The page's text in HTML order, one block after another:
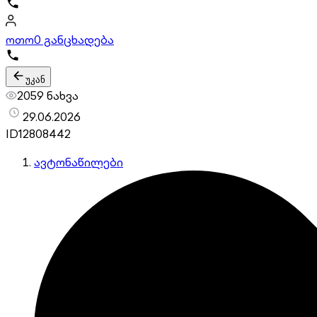
ოთო0 განცხადება
უკან
2059 ნახვა
29.06.2026
ID12808442
ავტონაწილები